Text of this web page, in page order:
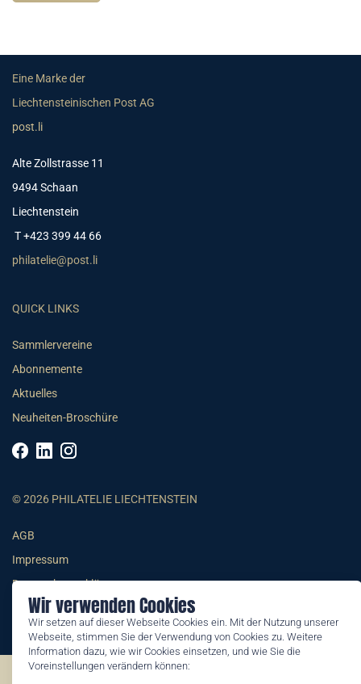
Wir verwenden Cookies
Wir setzen auf dieser Webseite Cookies ein. Mit der Nutzung unserer
Webseite, stimmen Sie der Verwendung von Cookies zu. Weitere
Information dazu, wie wir Cookies einsetzen, und wie Sie die
Voreinstellungen verändern können:
Eine Marke der
Liechtensteinischen Post AG
post.li
Alte Zollstrasse 11
9494 Schaan
Liechtenstein
T +423 399 44 66
philatelie@post.li
QUICK LINKS
Sammlervereine
Abonnemente
Aktuelles
Neuheiten-Broschüre
© 2026 PHILATELIE LIECHTENSTEIN
AGB
Impressum
Datenschutzerklärung